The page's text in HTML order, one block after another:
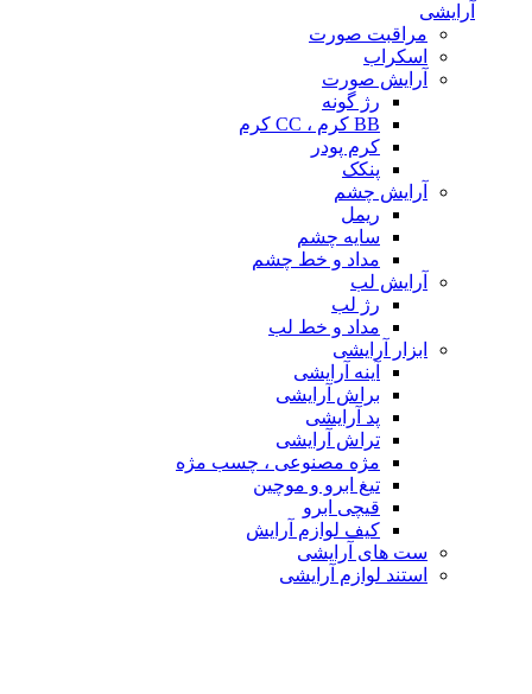
آرایشی
مراقبت صورت
اسکراب
آرایش صورت
رژ گونه
BB کرم ، CC کرم
کرم پودر
پنکک
آرایش چشم
ریمل
سایه چشم
مداد و خط چشم
آرایش لب
رژ لب
مداد و خط لب
ابزار آرایشی
آینه آرایشی
براش آرایشی
پد آرایشی
تراش آرایشی
مژه مصنوعی ، چسب مژه
تیغ ابرو و موچین
قیچی ابرو
کیف لوازم آرایش
ست های آرایشی
استند لوازم آرایشی